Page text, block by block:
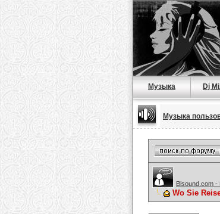
Музыка Dj
Музыка
Bisound.com
Wo Sie